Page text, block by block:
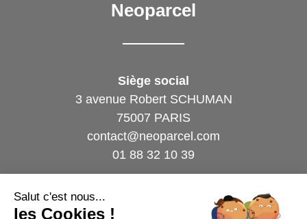
Neoparcel
Siège social
3 avenue Robert SCHUMAN
75007 PARIS
contact@neoparcel.com
01 88 32 10 39
37 rue René Cassin
Salut c'est nous...
les Cookies !